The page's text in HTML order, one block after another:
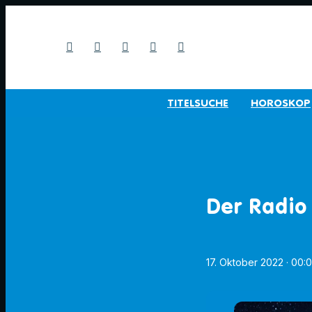
TITELSUCHE HOROSKOP
Der
17. Oktober 2022 ·